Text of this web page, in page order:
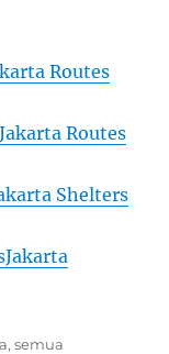
Routes
Routes
Shelters
,semua